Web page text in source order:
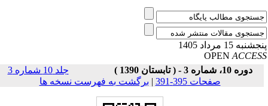
15 مرداد 1405
OPEN
دوره 10، شماره 3 - ( تابستان 1390 )
جلد 10 شماره 3
صفحات 395-391
|برگشت به فهرست نسخه ها